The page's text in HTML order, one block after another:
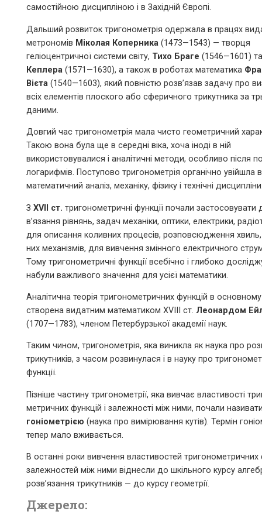
самостійною дисциплі­ною і в Західній Європі.
Дальший розвиток тригонометрія одержала в працях
метрономів Міколая Коперника (1473—1543) — творця
геліоцентричної системи світу, Тихо Браге (1546—1601)
Кеплера (1571—1630), а також в роботах математика
Вієта (1540—1603), який повністю розв’язав задачу про
всіх елементів плоского або сферичного трикутника за
даними.
Довгий час тригонометрія мала чисто геометричний
Такою вона була ще в середні віка, хоча іноді в ній
використовувалися і аналітичні методи, особливо після
логарифмів. Поступово тригонометрія органічно увійшла в
математичний аналіз, механіку, фізику і технічні
З XVII ст. тригонометричні функції почали
в’язання рівнянь, задач механіки, оптики, електрики,
для описання коливних процесів, розповсюдження хвиль,
них механізмів, для вивчення змінного електричного
Тому тригонометричні функції всебічно і глибоко
набули важливого значення для усієї математики.
Аналітична теорія тригонометричних функцій в
створена видатним математиком XVIII ст. Леонардом
(1707—1783), членом Петербурзької академії наук.
Таким чином, тригонометрія, яка виникла як наука про
трикутників, з часом розвинулася і в науку про
функції.
Пізніше частину тригонометрії, яка вивчає властивості
метричних функцій і залежності між ними, почали
гоніометрією (наука про вимірювання кутів). Термін
тепер мало вживається.
В останні роки вивчення властивостей тригонометричних
залежностей між ними віднесли до шкільного курсу
розв’язання трикутників — до курсу геометрії.
Джерело: